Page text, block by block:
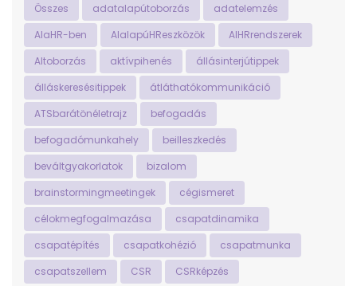
Összes adatalapútoborzás
adatelemzés
AIaHR-ben
AIalapúHReszközök
AIHRrendszerek
AItoborzás
aktívpihenés
állásinterjútippek
álláskeresésitippek
átláthatókommunikáció
ATSbarátönéletrajz
befogadás
befogadómunkahely
beilleszkedés
beváltgyakorlatok
bizalom
brainstormingmeetingek
cégismeret
célokmegfogalmazása
csapatdinamika
csapatépítés
csapatkohézió
csapatmunka
csapatszellem
CSR
CSRképzés